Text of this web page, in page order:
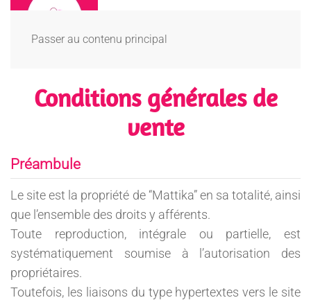
Passer au contenu principal
Conditions générales de
vente
Préambule
Le site est la propriété de “Mattika” en sa totalité, ainsi
que l’ensemble des droits y afférents.
Toute reproduction, intégrale ou partielle, est
systématiquement soumise à l’autorisation des
propriétaires.
Toutefois, les liaisons du type hypertextes vers le site